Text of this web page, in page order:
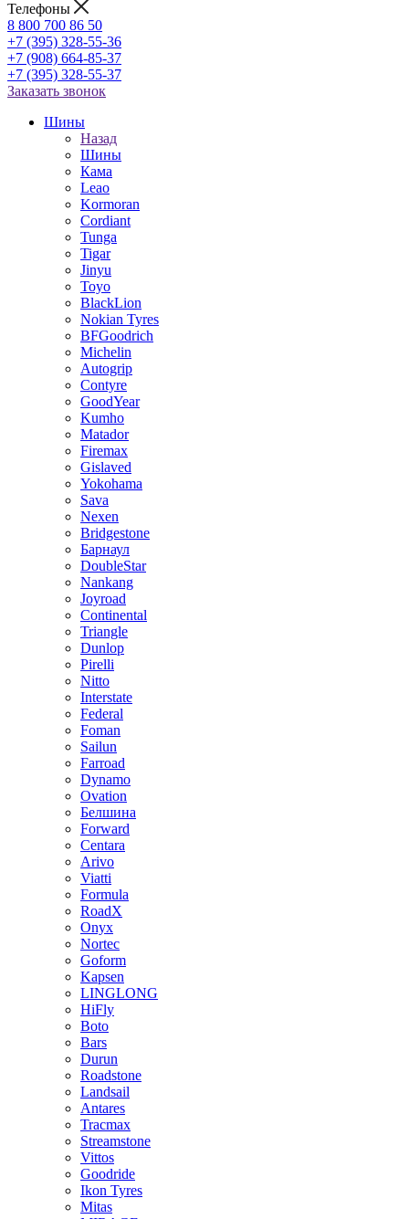
Телефоны
8 800 700 86 50
+7 (395) 328-55-36
+7 (908) 664-85-37
+7 (395) 328-55-37
Заказать звонок
Шины
Назад
Шины
Кама
Leao
Kormoran
Cordiant
Tunga
Tigar
Jinyu
Toyo
BlackLion
Nokian Tyres
BFGoodrich
Michelin
Autogrip
Contyre
GoodYear
Kumho
Matador
Firemax
Gislaved
Yokohama
Sava
Nexen
Bridgestone
Барнаул
DoubleStar
Nankang
Joyroad
Continental
Triangle
Dunlop
Pirelli
Nitto
Interstate
Federal
Foman
Sailun
Farroad
Dynamo
Ovation
Белшина
Forward
Centara
Arivo
Viatti
Formula
RoadX
Onyx
Nortec
Goform
Kapsen
LINGLONG
HiFly
Boto
Bars
Durun
Roadstone
Landsail
Antares
Tracmax
Streamstone
Vittos
Goodride
Ikon Tyres
Mitas